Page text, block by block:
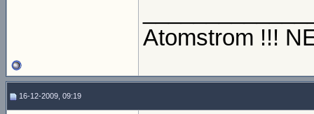
Atomstrom !!!
16-12-2009, 09:19